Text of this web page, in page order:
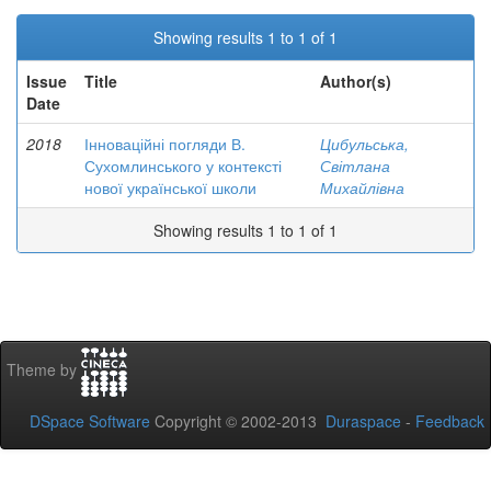
Showing results 1 to 1 of 1
Issue
Date
Title Author(s)
2018
Інноваційні погляди В.
Сухомлинського у контексті
нової української школи
Цибульська,
Світлана
Михайлівна
Showing results 1 to 1 of 1
Theme by
DSpace Software Copyright © 2002-2013 Duraspace - Feedback